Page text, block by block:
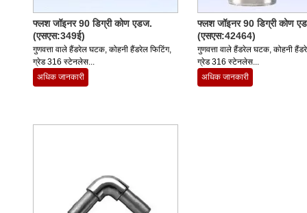
फ्लश जॉइनर 90 डिग्री कोण एडज.
(एसएस:349ई)
गुणवत्ता वाले हैंडरेल घटक, कोहनी हैंडरेल फिटिंग,
ग्रेड 316 स्टेनलेस...
अधिक जानकारी
फ्लश जॉइनर 90 डिग्री कोण
(एसएस:42464)
गुणवत्ता वाले हैंडरेल घटक, कोहनी
ग्रेड 316 स्टेनलेस...
अधिक जानकारी